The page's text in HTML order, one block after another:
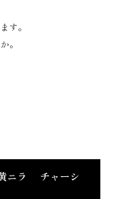
す。
。
ニラ チャーシ